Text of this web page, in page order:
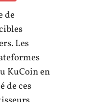
de
Les
KuCoin en
de ces